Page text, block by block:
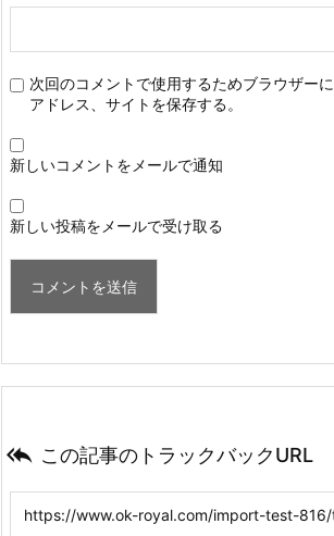
次回のコメントで使用するためブラウザー
アドレス、サイトを保存する。
新しいコメントをメールで通知
新しい投稿をメールで受け取る
 この記事のトラックバックURL